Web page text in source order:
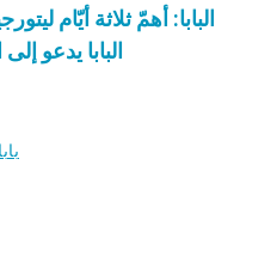
البابا: أهمّ ثلاثة أيّام
البابا يدعو